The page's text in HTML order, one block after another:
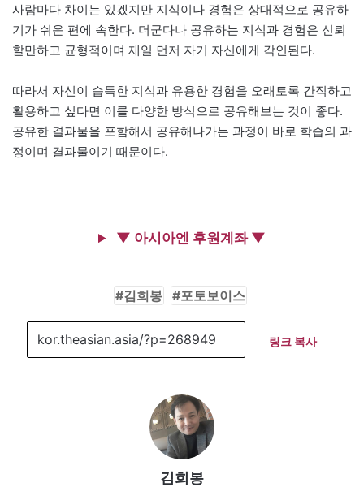
사람마다 차이는 있겠지만 지식이나 경험은 상대적으로 공유하
기가 쉬운 편에 속한다. 더군다나 공유하는 지식과 경험은 신뢰
할만하고 균형적이며 제일 먼저 자기 자신에게 각인된다.
따라서 자신이 습득한 지식과 유용한 경험을 오래토록 간직하고
활용하고 싶다면 이를 다양한 방식으로 공유해보는 것이 좋다.
공유한 결과물을 포함해서 공유해나가는 과정이 바로 학습의 과
정이며 결과물이기 때문이다.
▼ 아시아엔 후원계좌 ▼
김희봉 포토보이스
링크 복사
김희봉